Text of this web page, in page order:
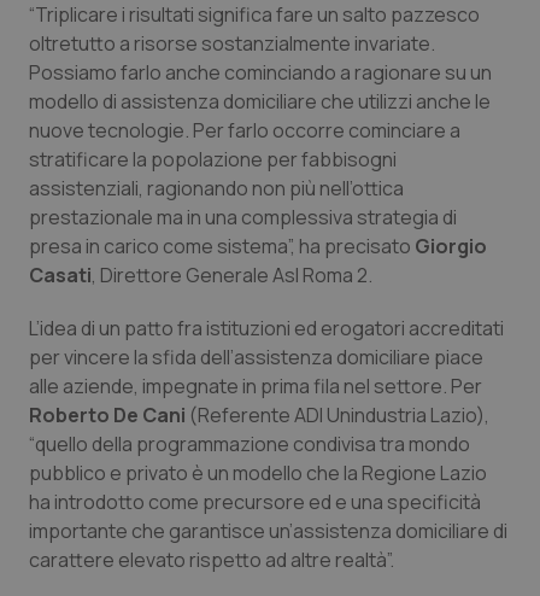
Valle D’Aosta
Veneto
Oncodermatologia
Oncoematologia
Oncologia & Nutrizione
Psoriasi & pelle
Quotidiano Cardiologia
Quotidiano Chirurgia
Quotidiano Oncologia
Quotidiano Pediatria
Rene & patologie urogenitali
Salute orale & impianti
“Triplicare i risultati significa fare un salto pazzesco
oltretutto a risorse sostanzialmente invariate.
Possiamo farlo anche cominciando a ragionare su un
modello di assistenza domiciliare che utilizzi anche le
nuove tecnologie. Per farlo occorre cominciare a
stratificare la popolazione per fabbisogni
assistenziali, ragionando non più nell’ottica
prestazionale ma in una complessiva strategia di
presa in carico come sistema”, ha precisato Giorgio
Casati, Direttore Generale Asl Roma 2.
L’idea di un patto fra istituzioni ed erogatori accreditati
per vincere la sfida dell’assistenza domiciliare piace
alle aziende, impegnate in prima fila nel settore. Per
Roberto De Cani (Referente ADI Unindustria Lazio),
“quello della programmazione condivisa tra mondo
pubblico e privato è un modello che la Regione Lazio
ha introdotto come precursore ed e una specificità
importante che garantisce un’assistenza domiciliare di
carattere elevato rispetto ad altre realtà”.